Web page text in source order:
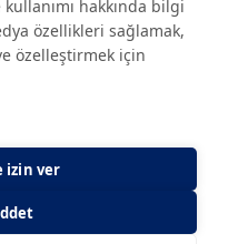
bilgilendirme amaçlıdır.
doktoruza ya da bir sağlık
Metni
hakkında bilgi
özellikleri sağlamak,
özelleştirmek için
izin ver